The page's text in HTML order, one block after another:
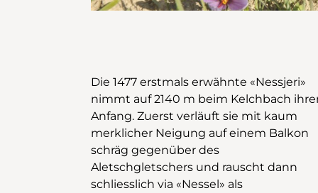
Die 1477 erstmals erwähnte «Nessjeri»
nimmt auf 2140 m beim Kelchbach
Anfang. Zuerst verläuft sie mit kaum
merklicher Neigung auf einem Balkon
schräg gegenüber des
Aletschgletschers und rauscht dann
schliesslich via «Nessel» als
und «Obersta», 1521 respektive 1684 zum
ersten Mal erwähnt, werden beide
Gredetschtal beim Mundbach auf zirka
1300 m gefasst. 1932 wurden gefährliche
Abschnitte der «Obersta» durch Tunnels
ersetzt. Dies verleiht ihr einen
abenteuerlichen Charakter. Für